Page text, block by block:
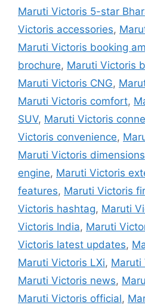
Maruti Victoris 5-star
Victoris accessories,
Maruti Victoris booking
brochure, Maruti Victoris
Maruti Victoris CNG,
Maruti Victoris comfort,
SUV, Maruti Victoris
Victoris convenience,
Maruti Victoris dimensions
engine, Maruti Victoris
features, Maruti Victoris
Victoris hashtag, Maruti
Victoris India, Maruti
Victoris latest updates,
Maruti Victoris LXi, Maruti
Maruti Victoris news,
Maruti Victoris official,